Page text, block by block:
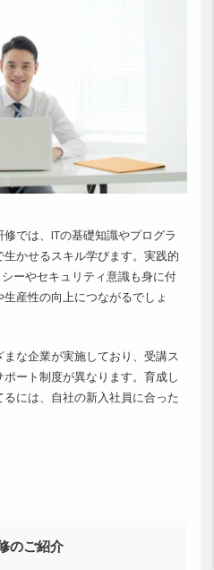
では、ITの基礎知識やプログラ
かせるスキル学びます。実践的
ーやセキュリティ意識も身に付
産性の向上につながるでしょ
な企業が実施しており、受講ス
ート制度が異なります。育成し
には、自社の新入社員に合った
のご紹介